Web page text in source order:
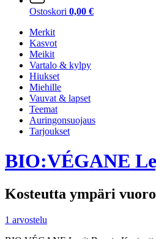
Ostoskori 0,00 €
Merkit
Kasvot
Meikit
Vartalo & kylpy
Hiukset
Miehille
Vauvat & lapset
Teemat
Auringonsuojaus
Tarjoukset
BIO:VÉGANE
Kosteutta ympäri
1 arvostelu